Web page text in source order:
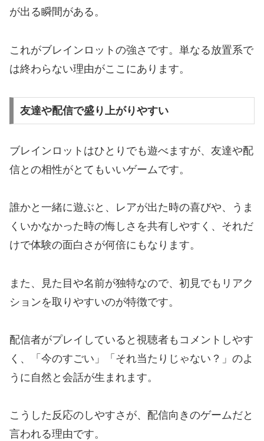
が出る瞬間がある。
これがブレインロットの強さです。単なる放置系で
は終わらない理由がここにあります。
友達や配信で盛り上がりやすい
ブレインロットはひとりでも遊べますが、友達や配
信との相性がとてもいいゲームです。
誰かと一緒に遊ぶと、レアが出た時の喜びや、うま
くいかなかった時の悔しさを共有しやすく、それだ
けで体験の面白さが何倍にもなります。
また、見た目や名前が独特なので、初見でもリアク
ションを取りやすいのが特徴です。
配信者がプレイしていると視聴者もコメントしやす
く、「今のすごい」「それ当たりじゃない？」のよ
うに自然と会話が生まれます。
こうした反応のしやすさが、配信向きのゲームだと
言われる理由です。